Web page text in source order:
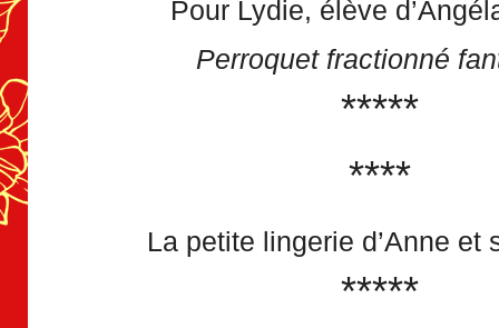
Pour Lydie, élève
Perroquet fractionné
*****
****
La petite lingerie d’Anne et
*****